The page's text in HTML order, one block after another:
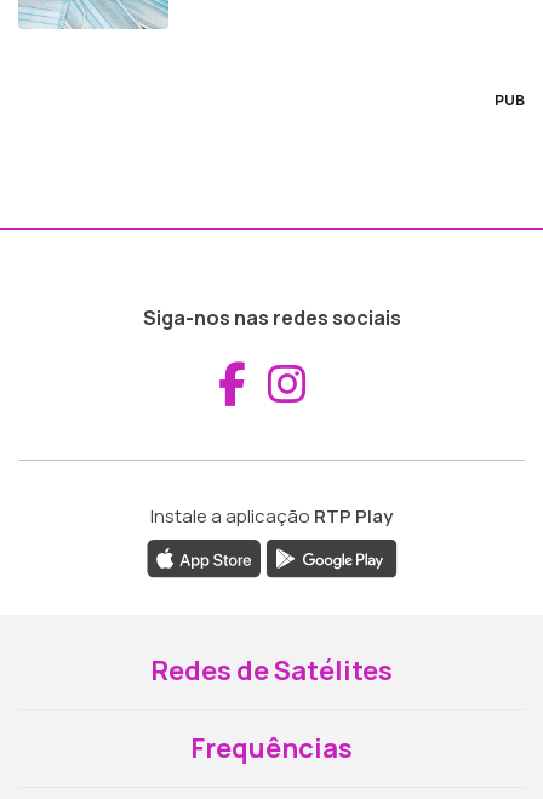
PUB
Siga-nos nas redes sociais
Aceder ao
Instale a aplicação RTP Play
Redes de Satélites
Frequências